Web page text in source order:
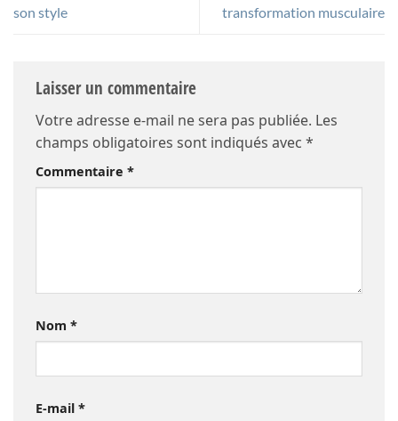
son style
transformation musculaire
Laisser un commentaire
Votre adresse e-mail ne sera pas publiée. Les
champs obligatoires sont indiqués avec *
Commentaire *
Nom *
E-mail *